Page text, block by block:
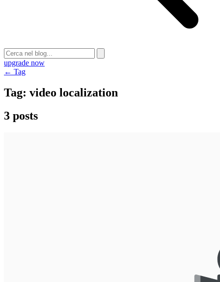
upgrade now
← Tag
Tag: video localization
3 posts